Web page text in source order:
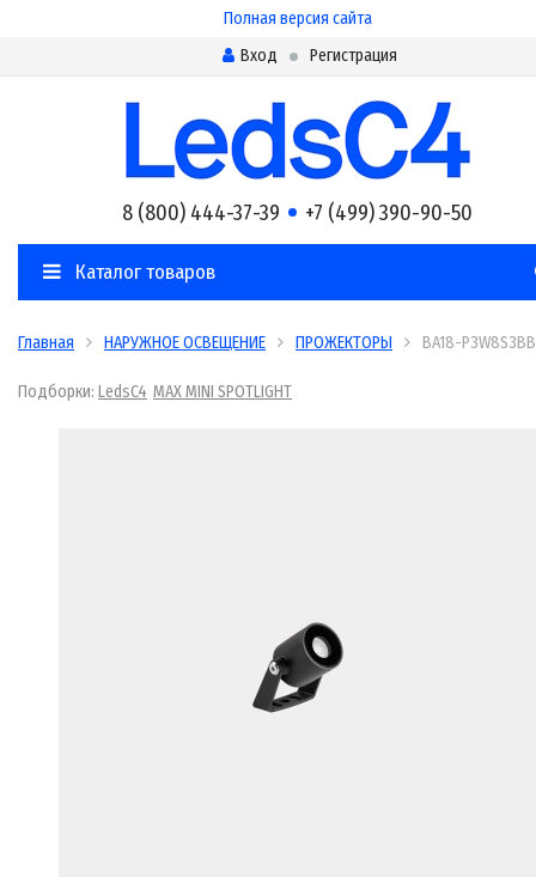
Полная версия сайта
Вход
Регистрация
8 (800) 444-37-39 +7 (499) 390-90-50
Каталог товаров
Главная НАРУЖНОЕ ОСВЕЩЕНИЕ ПРОЖЕКТОРЫ BA18-
Подборки: LedsC4 MAX MINI SPOTLIGHT